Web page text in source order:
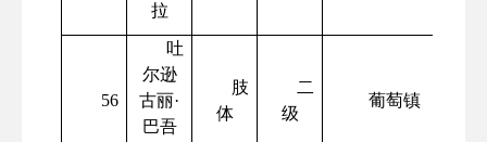
拉
56
吐
尔逊
古丽·
巴吾
肢
体
二
级
葡萄镇